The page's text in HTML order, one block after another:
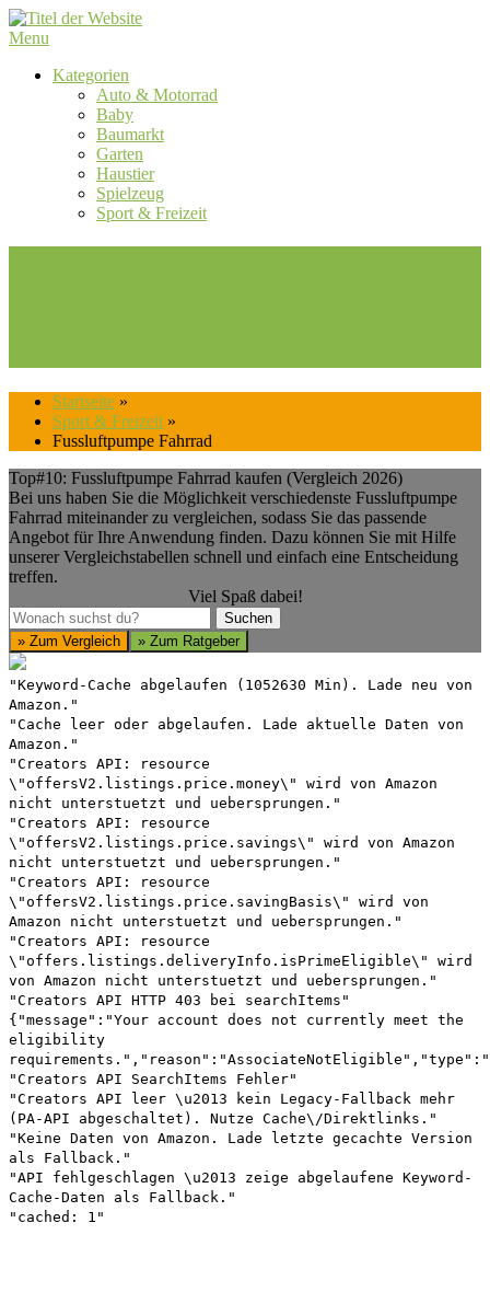
Skip
to
Menu
Kategorien
Auto & Motorrad
Baby
Baumarkt
Garten
Haustier
Spielzeug
Sport & Freizeit
Startseite »
Sport & Freizeit »
Fussluftpumpe Fahrrad
Top#10: Fussluftpumpe Fahrrad kaufen (Vergleich 2026)
Bei uns haben Sie die Möglichkeit verschiedenste Fussluftpumpe
Fahrrad miteinander zu vergleichen, sodass Sie das passende
Angebot für Ihre Anwendung finden. Dazu können Sie mit Hilfe
unserer Vergleichstabellen schnell und einfach eine Entscheidung
treffen.
Viel Spaß dabei!
Suchen
Suchen
» Zum Vergleich
» Zum Ratgeber
"Keyword-Cache abgelaufen (1052630 Min). Lade neu von
Amazon."
"Cache leer oder abgelaufen. Lade aktuelle Daten von
Amazon."
"Creators API: resource
\"offersV2.listings.price.money\" wird von Amazon
nicht unterstuetzt und uebersprungen."
"Creators API: resource
\"offersV2.listings.price.savings\" wird von Amazon
nicht unterstuetzt und uebersprungen."
"Creators API: resource
\"offersV2.listings.price.savingBasis\" wird von
Amazon nicht unterstuetzt und uebersprungen."
"Creators API: resource
\"offers.listings.deliveryInfo.isPrimeEligible\" wird
von Amazon nicht unterstuetzt und uebersprungen."
"Creators API HTTP 403 bei searchItems"
{"message":"Your account does not currently meet the
eligibility
"Creators API SearchItems Fehler"
"Creators API leer \u2013 kein Legacy-Fallback mehr
(PA-API abgeschaltet). Nutze Cache\/Direktlinks."
"Keine Daten von Amazon. Lade letzte gecachte Version
als Fallback."
"API fehlgeschlagen \u2013 zeige abgelaufene Keyword-
Cache-Daten als Fallback."
"cached: 1"